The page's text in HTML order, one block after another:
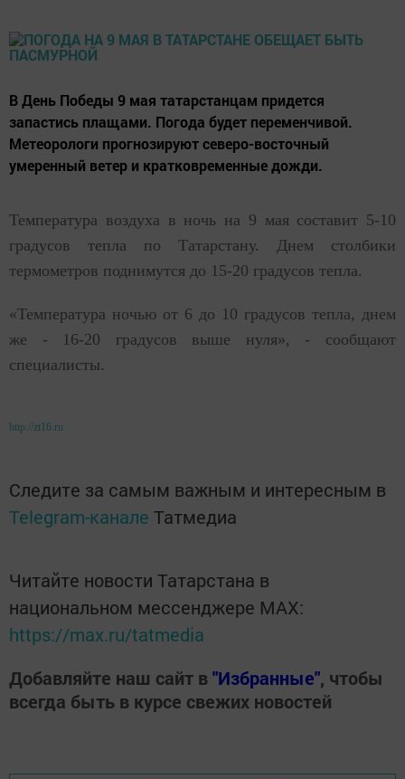
В День Победы 9 мая татарстанцам придется
запастись плащами. Погода будет переменчивой.
Метеорологи прогнозируют северо-восточный
умеренный ветер и кратковременные дожди.
Температура воздуха в ночь на 9 мая составит 5-10
градусов тепла по Татарстану. Днем столбики
термометров поднимутся до 15-20 градусов тепла.
«Температура ночью от 6 до 10 градусов тепла, днем
же - 16-20 градусов выше нуля», - сообщают
специалисты.
http://zt16.ru
Следите за самым важным и интересным в
Telegram-канале Татмедиа
Читайте новости Татарстана в
национальном мессенджере MАХ:
https://max.ru/tatmedia
Добавляйте наш сайт в"Избранные", чтобы
всегда быть в курсе свежих новостей